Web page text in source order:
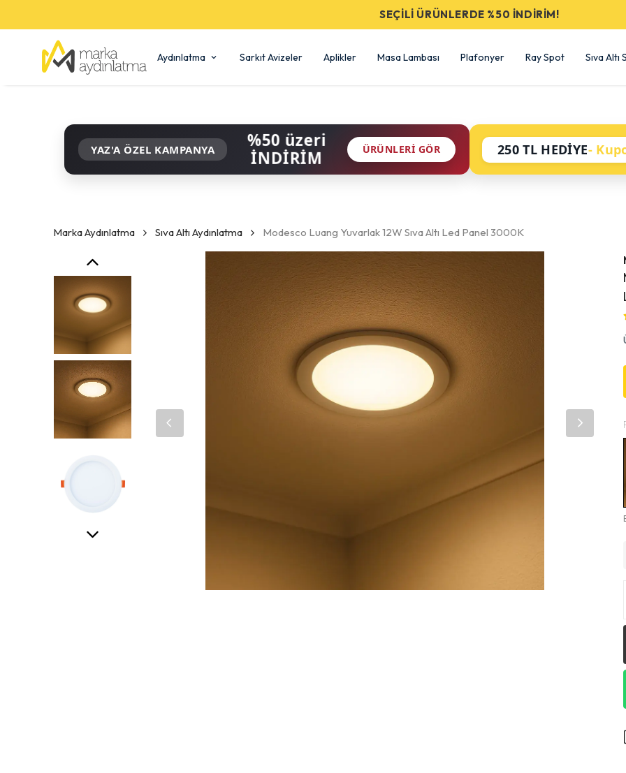
SEÇİLİ ÜRÜNLERDE %50 İNDİRİM!
Aydınlatma Sarkıt Avizeler Aplikler Masa Lambası Plafonyer Ray Spot Sıva Altı
YAZ'A ÖZEL KAMPANYA %50 üzeri
İNDİRİM ÜRÜNLERI GÖR 250 TL HEDİYE-
Marka Aydınlatma Sıva Altı Aydınlatma Modesco Luang Yuvarlak 12W Sıva Altı Led Panel 3000K